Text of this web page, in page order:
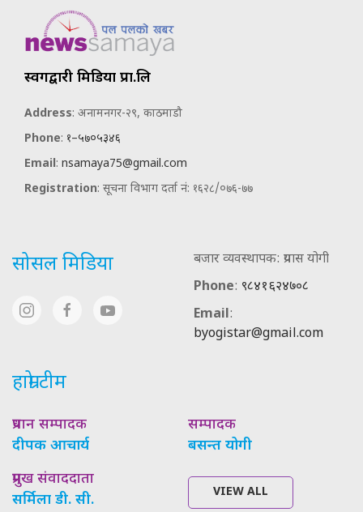
स्वर्गद्वारी मिडिया प्रा.लि
Address: अनामनगर-२९, काठमाडौ
Phone: १–५७०५३४६
Email: nsamaya75@gmail.com
Registration: सूचना विभाग दर्ता नं: १६२८/०७६-७७
सोसल मिडिया
बजार व्यवस्थापक: प्रयास योगी
Phone: ९८४१६२४७०८
Email:
byogistar@gmail.com
हाम्रो टीम
प्रधान सम्पादक
दीपक आचार्य
सम्पादक
बसन्त योगी
प्रमुख संवाददाता
सर्मिला डी. सी.
VIEW ALL